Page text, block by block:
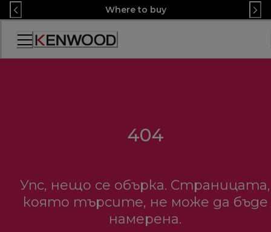
Skip
to
Content
Where to buy
Декларация
за
404
Упс, нещо се обърка. Страницата,
която търсите, не може да бъде
намерена.